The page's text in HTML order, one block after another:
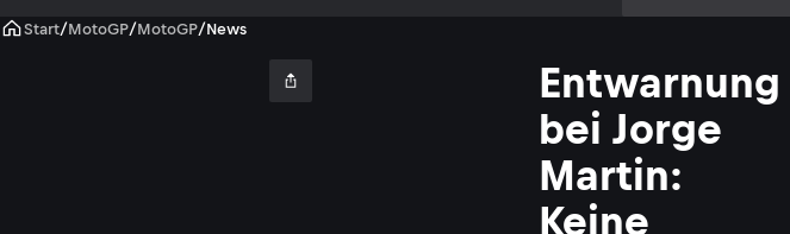
Start/MotoGP/MotoGP/News
Entwarnung
bei Jorge
Martin:
Keine